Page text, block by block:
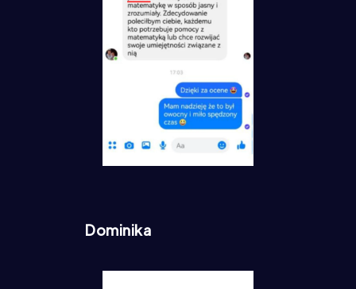
Dominika